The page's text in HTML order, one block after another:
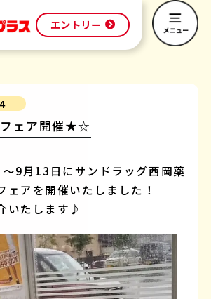
エントリー
ェア開催★☆
9月13日にサンドラッグ西岡薬
ェアを開催いたしました！
いたします♪